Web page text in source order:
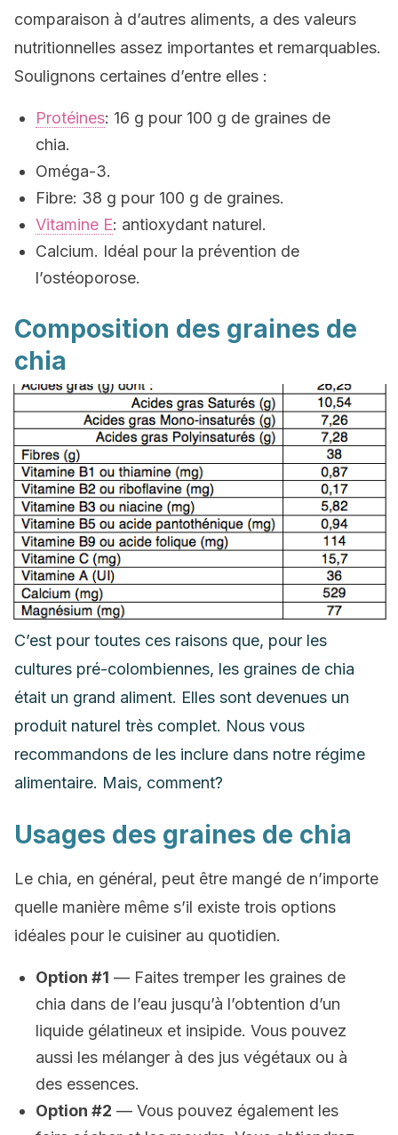
comparaison à d’autres aliments, a des valeurs
nutritionnelles assez importantes et remarquables.
Soulignons certaines d’entre elles :
Protéines: 16 g pour 100 g de graines de
chia.
Oméga-3.
Fibre: 38 g pour 100 g de graines.
Vitamine E: antioxydant naturel.
Calcium. Idéal pour la prévention de
l’ostéoporose.
Composition des graines de
chia
C’est pour toutes ces raisons que, pour les
cultures pré-colombiennes, les graines de chia
était un grand aliment. Elles sont devenues un
produit naturel très complet. Nous vous
recommandons de les inclure dans notre régime
alimentaire. Mais, comment?
Usages des graines de chia
Le chia, en général, peut être mangé de n’importe
quelle manière même s’il existe trois options
idéales pour le cuisiner au quotidien.
Option #1 — Faites tremper les graines de
chia dans de l’eau jusqu’à l’obtention d’un
liquide gélatineux et insipide. Vous pouvez
aussi les mélanger à des jus végétaux ou à
des essences.
Option #2 — Vous pouvez également les